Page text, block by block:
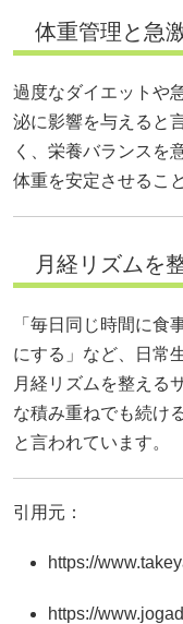
体重管理と急
過度なダイエットや
泌に影響を与えると
く、栄養バランスを
体重を安定させるこ
月経リズムを
「毎日同じ時間に食
にする」など、日常
月経リズムを整える
な積み重ねでも続け
と言われています。
引用元：
https://
https://